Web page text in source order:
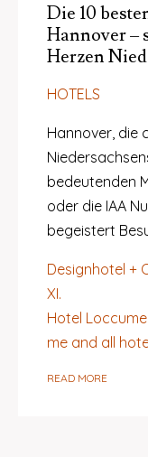
Die 10
Hannover –
Herzen
HOTELS
Hannover, die
bedeutenden
oder die IAA
begeistert
Designhotel +
XI.
Hotel
me and all
READ MORE